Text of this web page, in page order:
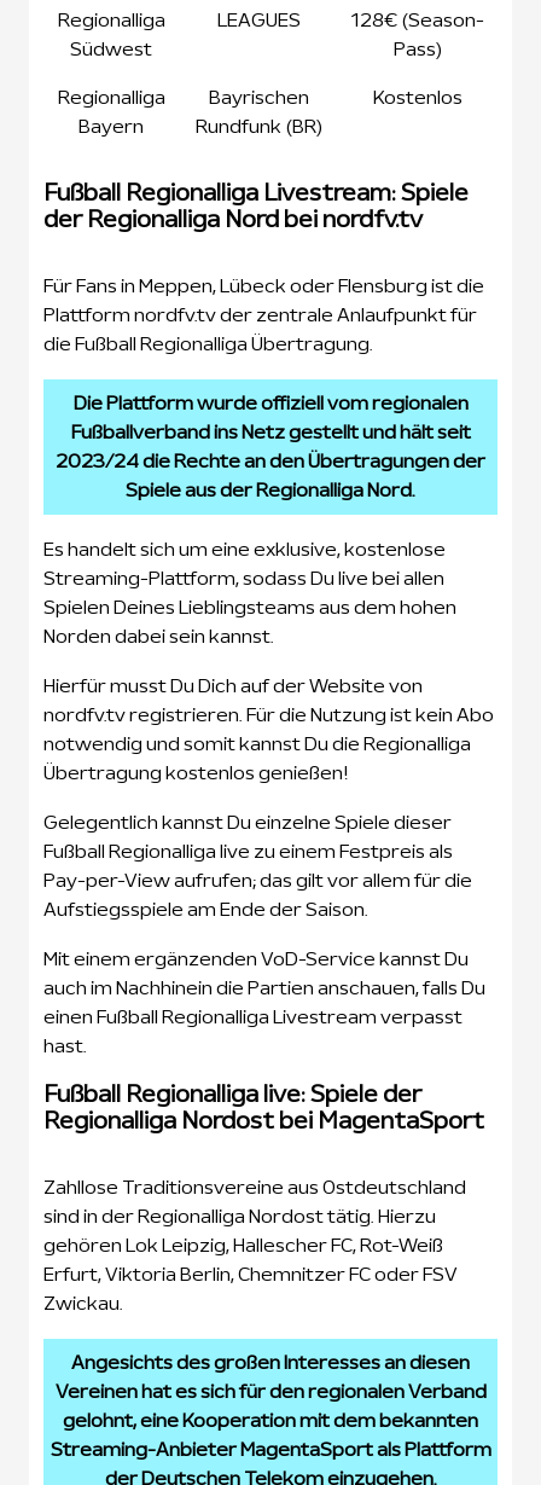
Regionalliga
Südwest
LEAGUES
128€ (Season-
Pass)
Regionalliga
Bayern
Bayrischen
Rundfunk (BR)
Kostenlos
Fußball Regionalliga Livestream: Spiele
der Regionalliga Nord bei nordfv.tv
Für Fans in Meppen, Lübeck oder Flensburg ist die
Plattform nordfv.tv der zentrale Anlaufpunkt für
die Fußball Regionalliga Übertragung.
Die Plattform wurde offiziell vom regionalen
Fußballverband ins Netz gestellt und hält seit
2023/24 die Rechte an den Übertragungen der
Spiele aus der Regionalliga Nord.
Es handelt sich um eine exklusive, kostenlose
Streaming-Plattform, sodass Du live bei allen
Spielen Deines Lieblingsteams aus dem hohen
Norden dabei sein kannst.
Hierfür musst Du Dich auf der Website von
nordfv.tv registrieren. Für die Nutzung ist kein Abo
notwendig und somit kannst Du die Regionalliga
Übertragung kostenlos genießen!
Gelegentlich kannst Du einzelne Spiele dieser
Fußball Regionalliga live zu einem Festpreis als
Pay-per-View aufrufen; das gilt vor allem für die
Aufstiegsspiele am Ende der Saison.
Mit einem ergänzenden VoD-Service kannst Du
auch im Nachhinein die Partien anschauen, falls Du
einen Fußball Regionalliga Livestream verpasst
hast.
Fußball Regionalliga live: Spiele der
Regionalliga Nordost bei MagentaSport
Zahllose Traditionsvereine aus Ostdeutschland
sind in der Regionalliga Nordost tätig. Hierzu
gehören Lok Leipzig, Hallescher FC, Rot-Weiß
Erfurt, Viktoria Berlin, Chemnitzer FC oder FSV
Zwickau.
Angesichts des großen Interesses an diesen
Vereinen hat es sich für den regionalen Verband
gelohnt, eine Kooperation mit dem bekannten
Streaming-Anbieter MagentaSport als Plattform
der Deutschen Telekom einzugehen.